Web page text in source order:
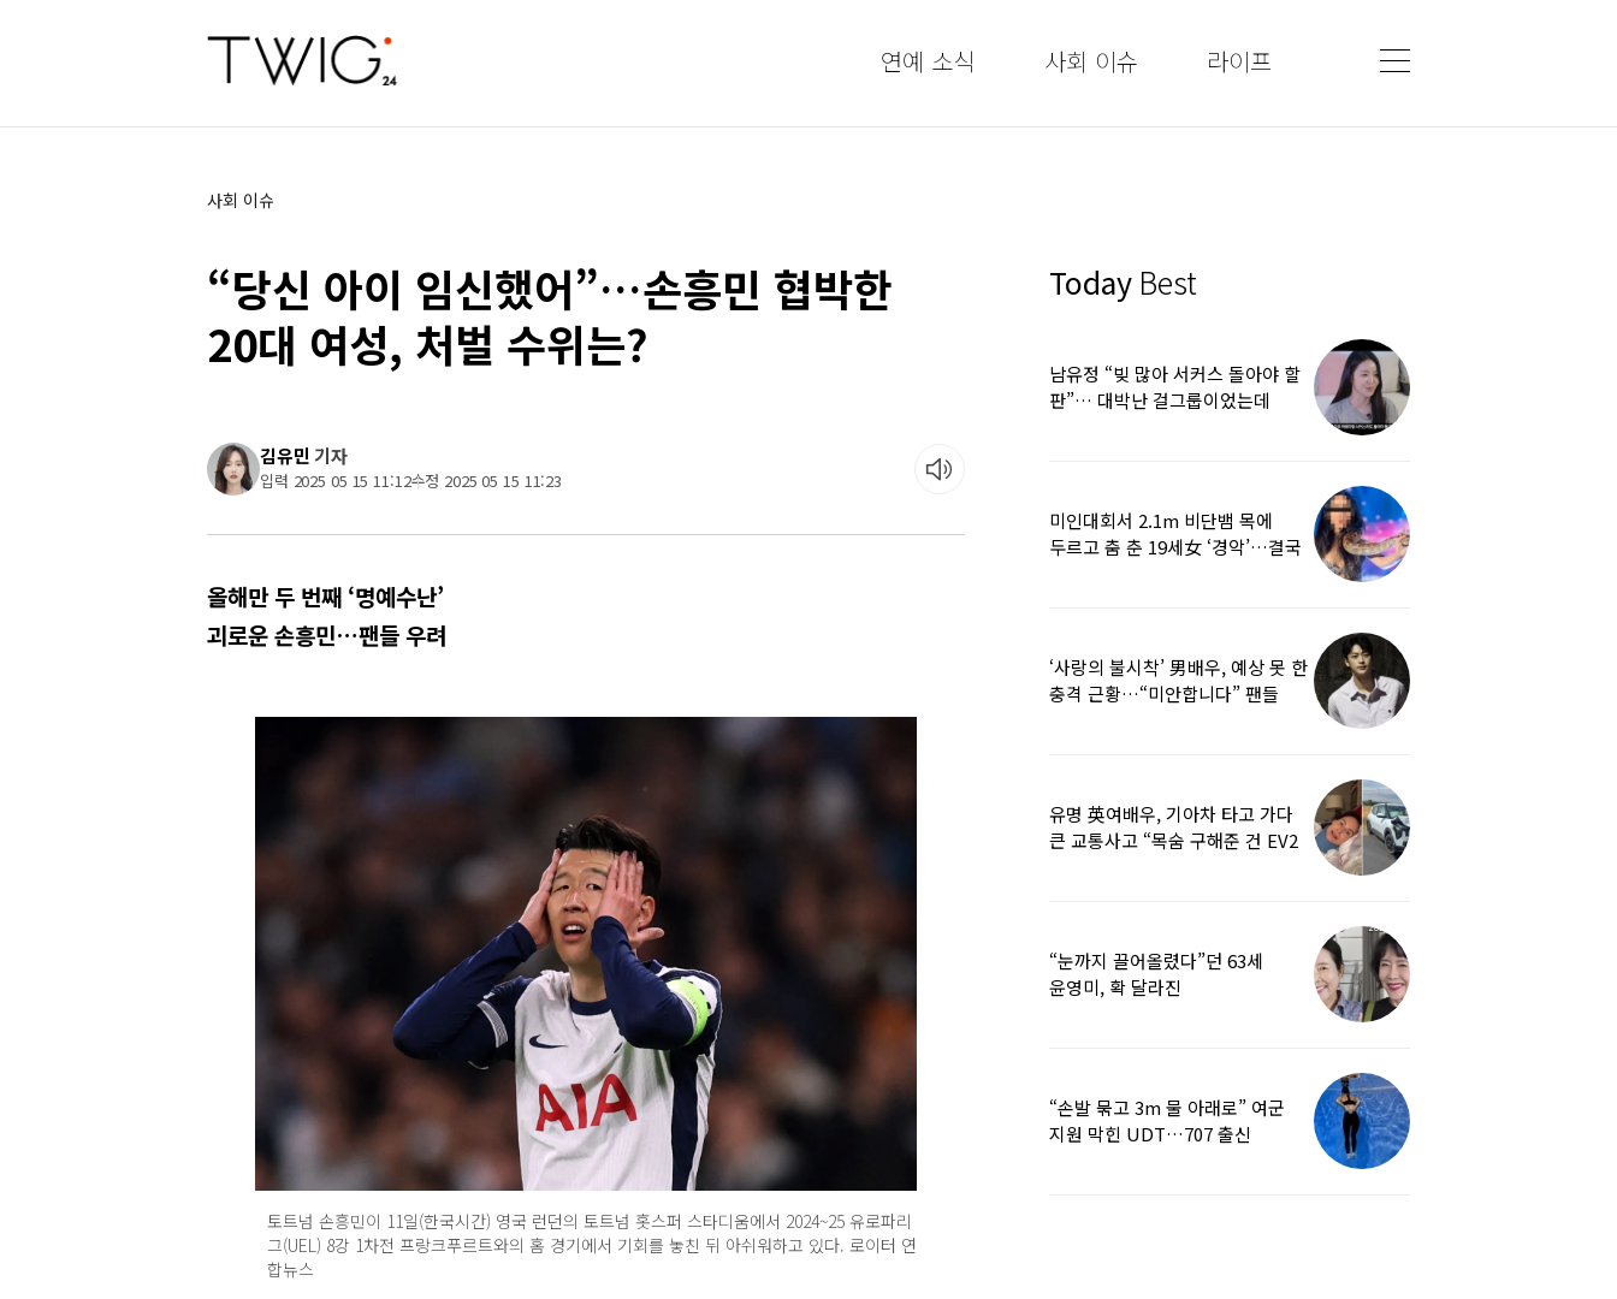
연예 소식 사회 이슈 라이프
사회 이슈
“당신 아이 임신했어”…손흥민 협박한
20대 여성, 처벌 수위는?
김유민 기자
입력 2025 05 15 11:12수정 2025 05 15 11:23
올해만 두 번째 ‘명예수난’
괴로운 손흥민…팬들 우려
토트넘 손흥민이 11일(한국시간) 영국 런던의 토트넘 홋스퍼 스타디움에서 2024~25 유로파리
그(UEL) 8강 1차전 프랑크푸르트와의 홈 경기에서 기회를 놓친 뒤 아쉬워하고 있다. 로이터 연
합뉴스
Today Best
남유정 “빚 많아 서커스 돌아야 할
판”… 대박난 걸그룹이었는데
미인대회서 2.1m 비단뱀 목에
두르고 춤 춘 19세女 ‘경악’…결국
‘사랑의 불시착’ 男배우, 예상 못 한
충격 근황…“미안합니다” 팬들
유명 英여배우, 기아차 타고 가다
큰 교통사고 “목숨 구해준 건 EV2
“눈까지 끌어올렸다”던 63세
윤영미, 확 달라진
“손발 묶고 3m 물 아래로” 여군
지원 막힌 UDT…707 출신